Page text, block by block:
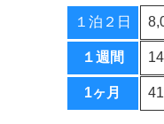
１泊２日
１週間
1ヶ月